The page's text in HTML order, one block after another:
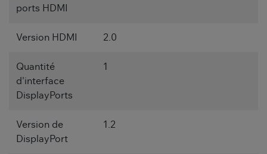
ports HDMI
Version HDMI 2.0
Quantité
d'interface
DisplayPorts
1
Version de
DisplayPort
1.2